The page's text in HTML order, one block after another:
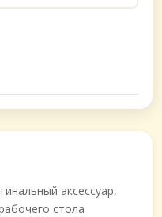
аксессуар,
стола